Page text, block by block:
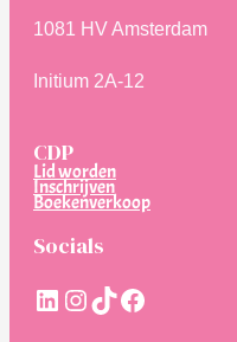
1081 HV Amsterdam
Initium 2A-12
CDP
Lid worden
Inschrijven
Boekenverkoop
Socials
LinkedIn
Instagram
TikTokFacebook